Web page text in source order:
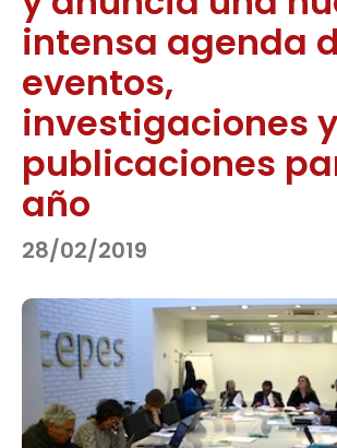
intensa agenda
eventos,
investigaciones y
publicaciones
año
28/02/2019